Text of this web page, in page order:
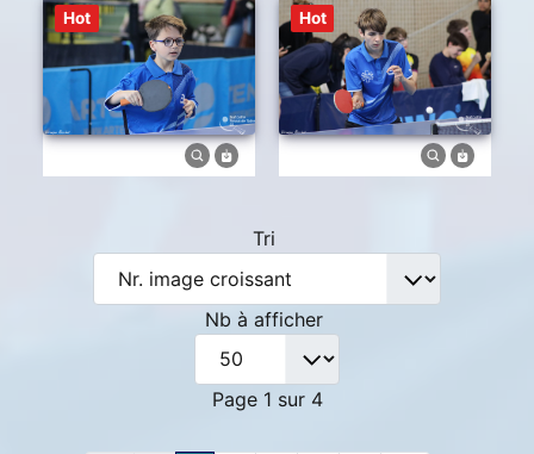
Hot Hot
Tri
Nb à afficher
Page 1 sur 4